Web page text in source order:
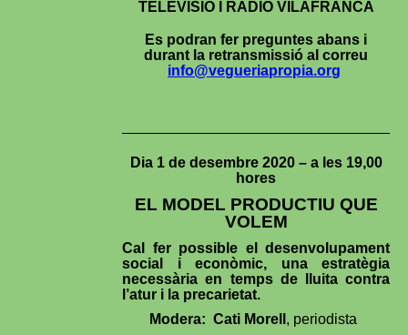
TELEVISIÓ I RÀDIO VILAFRANCA
Es podran fer preguntes abans i
durant la retransmissió al correu
info@vegueriapropia.org
Dia 1 de desembre 2020 – a les 19,00
hores
EL MODEL PRODUCTIU QUE
VOLEM
Cal fer possible el desenvolupament
social i econòmic, una estratègia
necessària en temps de lluita contra
l’atur i la precarietat.
Modera: Cati Morell , periodista